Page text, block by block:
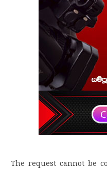
The request cannot be